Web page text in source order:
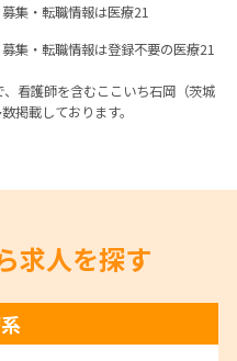
集・転職情報は医療21
集・転職情報は登録不要の医療21
看護師を含むここいち石岡（茨城
掲載しております。
求人を探す